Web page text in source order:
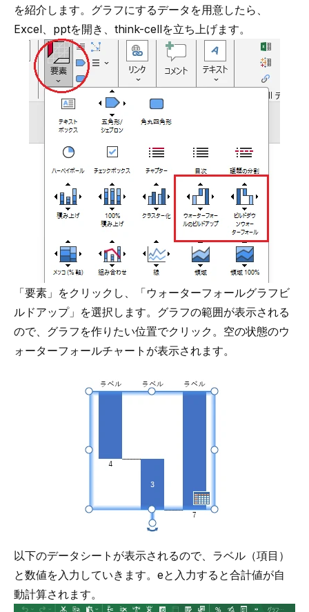
を紹介します。グラフにするデータを用意したら、
Excel、pptを開き、think-cellを立ち上げます。
「要素」をクリックし、「ウォーターフォールグラフビ
ルドアップ」を選択します。グラフの範囲が表示される
ので、グラフを作りたい位置でクリック。空の状態のウ
ォーターフォールチャートが表示されます。
以下のデータシートが表示されるので、ラベル（項目）
と数値を入力していきます。eと入力すると合計値が自
動計算されます。